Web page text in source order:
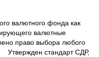
валютного фонда как
валютные
право выбора любого
стандарт СДР,